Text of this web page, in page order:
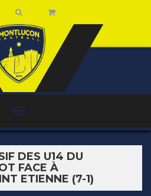
DES U14 DU
FACE À
ETIENNE (7-1)